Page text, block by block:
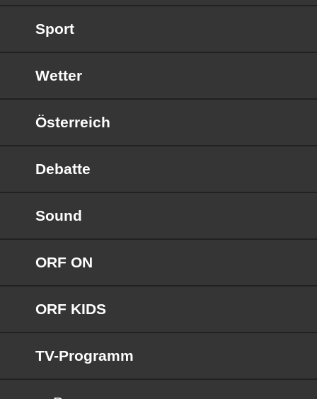
Sport
Wetter
Österreich
Debatte
Sound
ORF ON
ORF KIDS
TV-Programm